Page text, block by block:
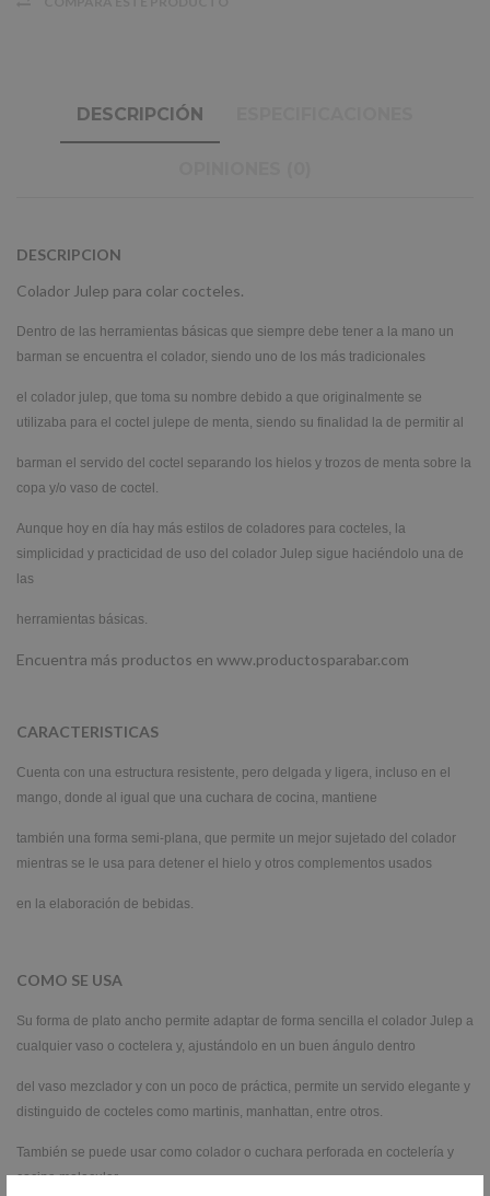
DESCRIPCIÓN
DESCRIPCION
Colador Julep para colar cocteles.
Dentro de las herramientas básicas que siempre debe tener a la mano un
barman se encuentra el colador, siendo uno de los más tradicionales
el colador julep, que toma su nombre debido a que originalmente se
utilizaba para el coctel julepe de menta, siendo su finalidad la de permitir al
barman el servido del coctel separando los hielos y trozos de menta sobre la
copa y/o vaso de coctel.
Aunque hoy en día hay más estilos de coladores para cocteles, la
simplicidad y practicidad de uso del colador Julep sigue haciéndolo una de
las
herramientas básicas.
Encuentra más productos en www.productosparabar.com
CARACTERISTICAS
Cuenta con una estructura resistente, pero delgada y ligera, incluso en el
mango, donde al igual que una cuchara de cocina, mantiene
también una forma semi-plana, que permite un mejor sujetado del colador
mientras se le usa para detener el hielo y otros complementos usados
en la elaboración de bebidas.
COMO SE USA
Su forma de plato ancho permite adaptar de forma sencilla el colador Julep a
cualquier vaso o coctelera y, ajustándolo en un buen ángulo dentro
del vaso mezclador y con un poco de práctica, permite un servido elegante y
distinguido de cocteles como martinis, manhattan, entre otros.
También se puede usar como colador o cuchara perforada en coctelería y
cocina molecular.